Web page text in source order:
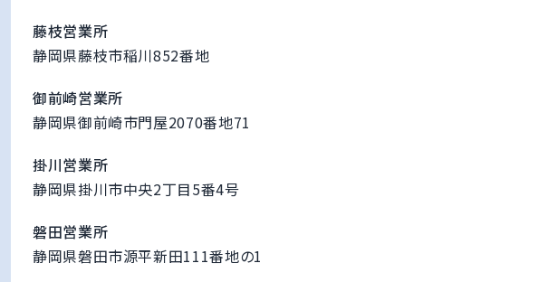
藤枝営業所
静岡県藤枝市稲川852番地
御前崎営業所
静岡県御前崎市門屋2070番地71
掛川営業所
静岡県掛川市中央2丁目5番4号
磐田営業所
静岡県磐田市源平新田111番地の1